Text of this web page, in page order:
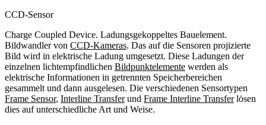
CCD-Sensor
Charge Coupled Device. Ladungsgekoppeltes Bauelement.
Bildwandler von CCD-Kameras. Das auf die Sensoren projizierte
Bild wird in elektrische Ladung umgesetzt. Diese Ladungen der
einzelnen lichtempfindlichen Bildpunktelemente werden als
elektrische Informationen in getrennten Speicherbereichen
gesammelt und dann ausgelesen. Die verschiedenen Sensortypen
Frame Sensor, Interline Transferund Frame Interline Transferlösen
dies auf unterschiedliche Art und Weise.